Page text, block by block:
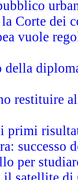
Corte dei
vuole
della
restituire
primi
per